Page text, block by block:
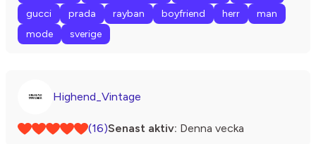
gucci
prada rayban boyfriend herr
man
mode
sverige
Highend_Vintage
(16)Senast aktiv: Denna vecka